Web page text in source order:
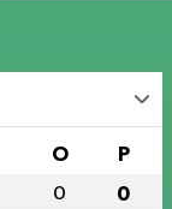
O P
0 0